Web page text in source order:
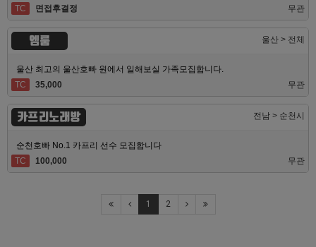
TC
면접후결정 무관
엠룸 울산 > 전체
울산 최고의 울산호빠 원에서 일해보실 가족모집합니다.
TC
35,000 무관
카프리노래방 전남 > 순천시
순천호빠 No.1 카프리 선수 모집합니다
TC
100,000 무관
1 2